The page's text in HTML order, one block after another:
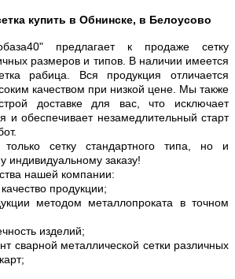
купить в Обнинске, в Белоусово
предлагает к продаже сетку
размеров и типов. В наличии имеется
рабица. Вся продукция отличается
качеством при низкой цене. Мы также
доставке для вас, что исключает
и обеспечивает незамедлительный старт
сетку стандартного типа, но и
заказу!
нашей компании:
продукции;
методом металлопроката в точном
изделий;
сварной металлической сетки различных